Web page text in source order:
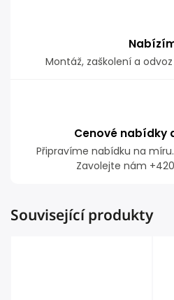
Montáž, zaškolení a
Cenové nabídky
Připravíme nabídku na
Zavolejte nám
Související produkty